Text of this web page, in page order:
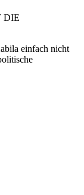
einfach nicht